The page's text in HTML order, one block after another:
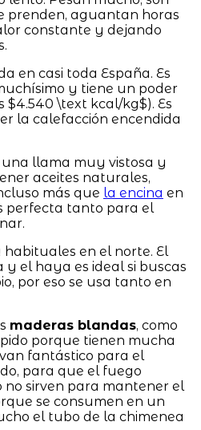
prenden, aguantan horas
constante y dejando
en casi toda España. Es
y tiene un poder
\text kcal/kg$). Es
la calefacción encendida
llama muy vistosa y
aceites naturales,
más que la encina en
perfecta tanto para el
en el norte. El
el haya es ideal si buscas
por eso se usa tanto en
maderas blandas, como
porque tienen mucha
fantástico para el
para que el fuego
sirven para mantener el
se consumen en un
el tubo de la chimenea